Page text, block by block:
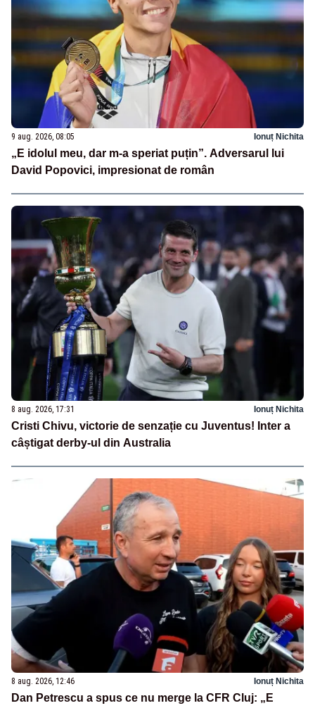
9 aug. 2026, 08:05 Ionuț Nichita
„E idolul meu, dar m-a speriat puțin”. Adversarul lui
David Popovici, impresionat de român
8 aug. 2026, 17:31 Ionuț Nichita
Cristi Chivu, victorie de senzație cu Juventus! Inter a
câștigat derby-ul din Australia
8 aug. 2026, 12:46 Ionuț Nichita
Dan Petrescu a spus ce nu merge la CFR Cluj: „E